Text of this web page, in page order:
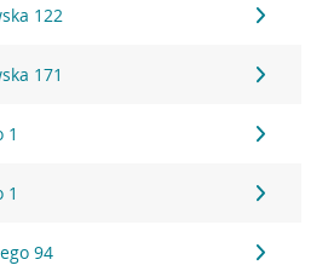
122
171
1
1
94